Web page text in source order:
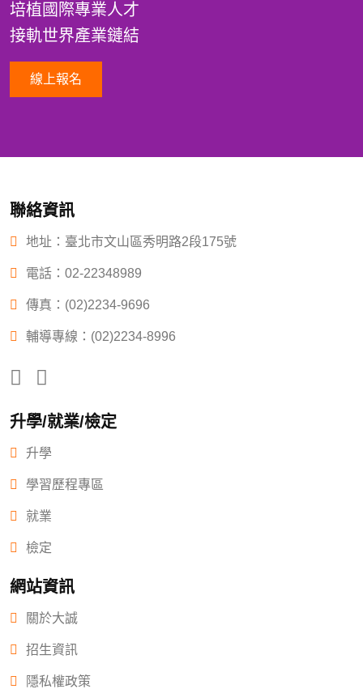
培植國際專業人才
接軌世界產業鏈結
線上報名
聯絡資訊
地址：臺北市文山區秀明路2段175號
電話： 02-22348989
傳真：(02)2234-9696
輔導專線：(02)2234-8996
升學/就業/檢定
升學
學習歷程專區
就業
檢定
網站資訊
關於大誠
招生資訊
隱私權政策